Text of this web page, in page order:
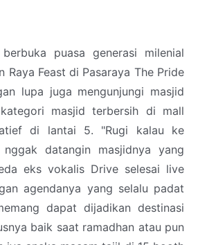
puasa generasi milenial
Raya Feast di Pasaraya The Pride
lupa juga mengunjungi masjid
masjid terbersih di mall
di lantai 5. "Rugi kalau ke
datangin masjidnya yang
eks vokalis Drive selesai live
agendanya yang selalu padat
dapat dijadikan destinasi
baik saat ramadhan atau pun